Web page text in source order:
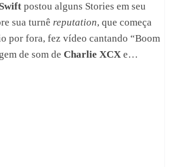
postou alguns Stories em seu
sua turnê reputation, que começa
por fora, fez vídeo cantando “Boom
de som de Charlie XCX e…